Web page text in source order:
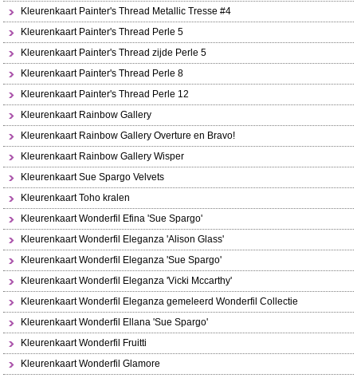
Kleurenkaart Painter's Thread Metallic Tresse #4
Kleurenkaart Painter's Thread Perle 5
Kleurenkaart Painter's Thread zijde Perle 5
Kleurenkaart Painter's Thread Perle 8
Kleurenkaart Painter's Thread Perle 12
Kleurenkaart Rainbow Gallery
Kleurenkaart Rainbow Gallery Overture en Bravo!
Kleurenkaart Rainbow Gallery Wisper
Kleurenkaart Sue Spargo Velvets
Kleurenkaart Toho kralen
Kleurenkaart Wonderfil Efina 'Sue Spargo'
Kleurenkaart Wonderfil Eleganza 'Alison Glass'
Kleurenkaart Wonderfil Eleganza 'Sue Spargo'
Kleurenkaart Wonderfil Eleganza 'Vicki Mccarthy'
Kleurenkaart Wonderfil Eleganza gemeleerd Wonderfil Collectie
Kleurenkaart Wonderfil Ellana 'Sue Spargo'
Kleurenkaart Wonderfil Fruitti
Kleurenkaart Wonderfil Glamore